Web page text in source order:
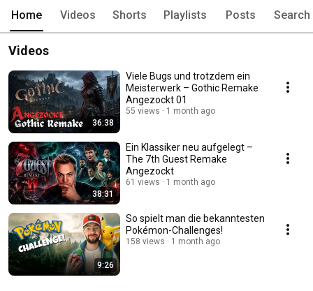
Home Videos Shorts Playlists Posts Search
Videos
36:38
Viele Bugs und trotzdem ein
Meisterwerk – Gothic Remake
Angezockt 01
55 views 1 month ago
38:31
Ein Klassiker neu aufgelegt –
The 7th Guest Remake
Angezockt
61 views 1 month ago
9:26
So spielt man die bekanntesten
Pokémon-Challenges!
158 views 1 month ago